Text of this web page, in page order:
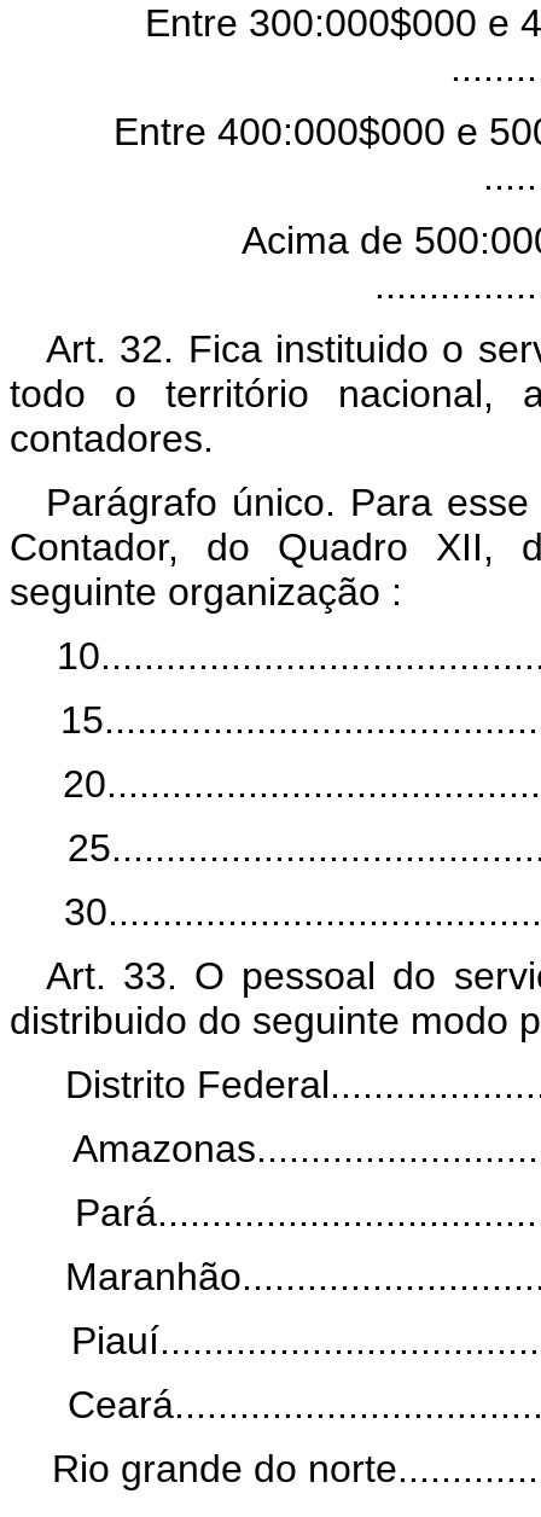
Entre 300:000$000 e
Entre 400:000$000 e
Acima de
Art. 32. Fica instituido o
todo o território nacional,
contadores.
Parágrafo único. Para
Contador, do Quadro XII,
seguinte organização :
Art. 33. O pessoal do
distribuido do seguinte modo
Distrito
Rio grande do